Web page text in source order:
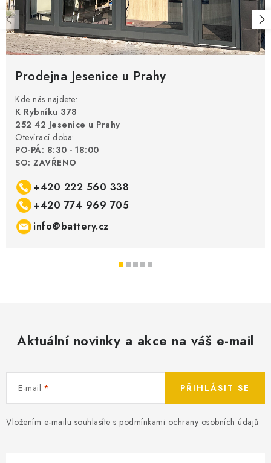
Prodejna Jesenice u Prahy
Kde nás najdete:
K Rybníku 378
252 42 Jesenice u Prahy
Otevírací doba:
PO-PÁ: 8:30 - 18:00
SO: ZAVŘENO
+420 222 560 338
+420 774 969 705
info@battery.cz
Aktuální novinky a akce na váš e-mail
E-mail
Vložením e-mailu souhlasíte s podmínkami ochrany osobních údajů
PŘIHLÁSIT SE